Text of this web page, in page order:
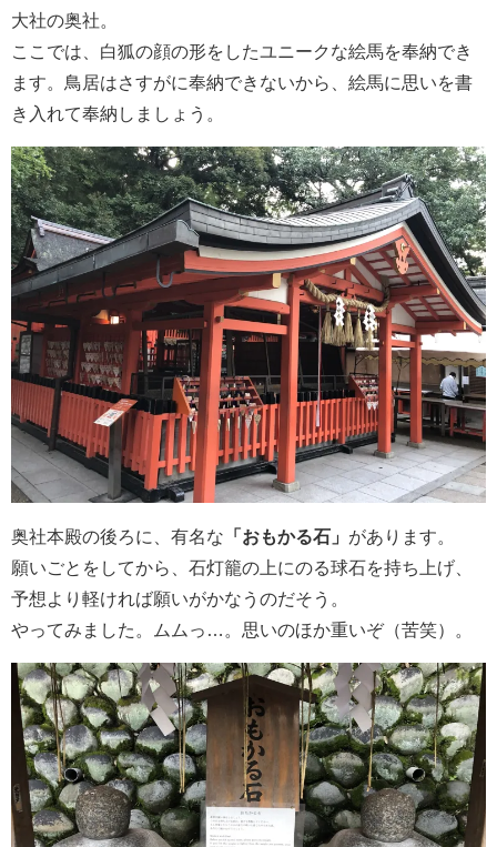
大社の奥社。
ここでは、白狐の顔の形をしたユニークな絵馬を奉納でき
ます。鳥居はさすがに奉納できないから、絵馬に思いを書
き入れて奉納しましょう。
奥社本殿の後ろに、有名な 「おもかる石」 があります。
願いごとをしてから、石灯籠の上にのる球石を持ち上げ、
予想より軽ければ願いがかなうのだそう。
やってみました。ムムっ…。思いのほか重いぞ（苦笑）。